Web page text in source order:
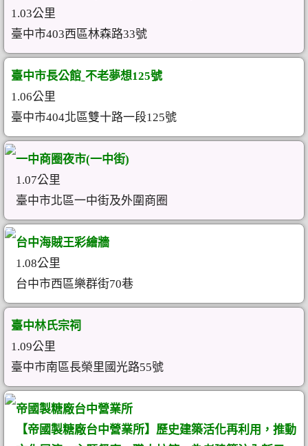
1.03公里
臺中市403西區林森路33號
臺中市長公館ˍ不老夢想125號
1.06公里
臺中市404北區雙十路一段125號
一中商圈夜市(一中街)
1.07公里
臺中市北區一中街及外圍商圈
台中海賊王彩繪牆
1.08公里
台中市西區樂群街70巷
臺中林氏宗祠
1.09公里
臺中市南區長榮里國光路55號
帝國製糖廠台中營業所
【帝國製糖廠台中營業所】歷史建築活化再利用，推動